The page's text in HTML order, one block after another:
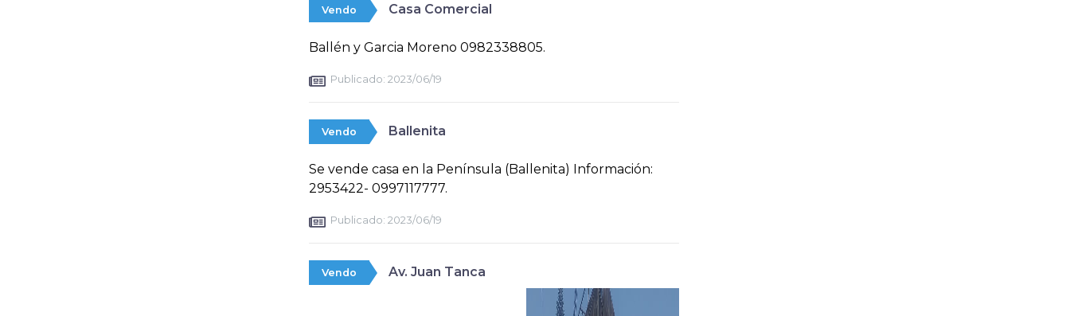
Vendo Casa Comercial
Ballén y Garcia Moreno 0982338805.
Publicado: 2023/06/19
Vendo Ballenita
Se vende casa en la Península (Ballenita) Información:
2953422- 0997117777.
Publicado: 2023/06/19
Vendo Av. Juan Tanca